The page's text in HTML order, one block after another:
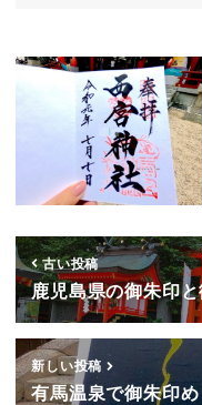
古い投稿
鹿児島県の御朱印
新しい投稿
有馬温泉で御朱印